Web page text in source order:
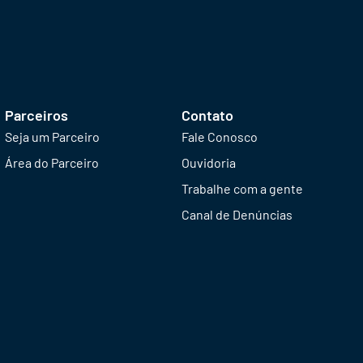
Parceiros
Seja um Parceiro
Área do Parceiro
Contato
Fale Conosco
Ouvidoria
Trabalhe com a gente
Canal de Denúncias